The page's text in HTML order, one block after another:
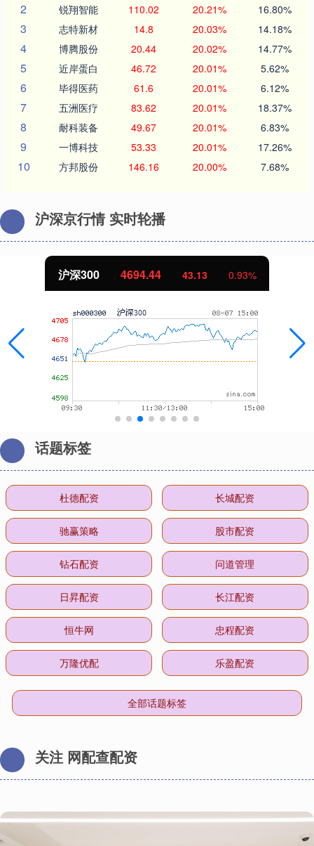
2 锐翔智能 110.02 20.21% 16.80%
3 志特新材 14.8 20.03% 14.18%
4 博腾股份 20.44 20.02% 14.77%
5 近岸蛋白 46.72 20.01% 5.62%
6 毕得医药 61.6 20.01% 6.12%
7 五洲医疗 83.62 20.01% 18.37%
8 耐科装备 49.67 20.01% 6.83%
9 一博科技 53.33 20.01% 17.26%
10 方邦股份 146.16 20.00% 7.68%
沪深京行情 实时轮播
沪深300 4694.44 43.13 0.93%
话题标签
杜德配资 长城配资
驰赢策略 股市配资
钻石配资 问道管理
日昇配资 长江配资
恒牛网 忠程配资
万隆优配 乐盈配资
全部话题标签
关注 网配查配资